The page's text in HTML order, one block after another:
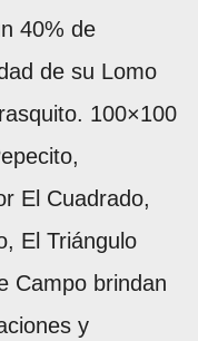
40% de
de su Lomo
100×100
El Cuadrado,
El Triángulo
Campo brindan
y